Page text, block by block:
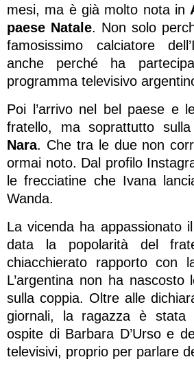
mesi, ma è già molto nota in
paese Natale. Non solo
famosissimo calciatore
anche perché ha
programma televisivo
Poi l’arrivo nel bel paese e
fratello, ma soprattutto
Nara. Che tra le due non
ormai noto. Dal profilo
le frecciatine che Ivana
Wanda.
La vicenda ha appassionato
data la popolarità del
chiacchierato rapporto con
L’argentina non ha nascosto
sulla coppia. Oltre alle
giornali, la ragazza è
ospite di Barbara D’Urso e
televisivi, proprio per parlare